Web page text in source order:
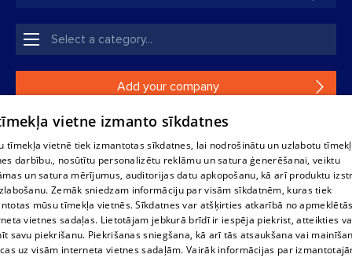
Add your company
If your company is not in our database, please fill in a
Reproduction, or distribution of 1188 database, its parts or the
information contained in the database, or parts of information in
any form is strictly prohibited. Also automatic download is
prohibited. Reproduction of any material published on the
website 1188 is strictly forbidden without the editorial license of
vietne izmanto sīkdatnes
tīmekļa vietnē tiek izmantotas sīkdatnes, lai nodrošinātu un uzlabotu
darbību., nosūtītu personalizētu reklāmu un satura ģenerēšanai, veiktu
un satura mērījumus, auditorijas datu apkopošanu, kā arī produktu
Zemāk sniedzam informāciju par visām sīkdatnēm, kuras tiek
mūsu tīmekļa vietnēs. Sīkdatnes var atšķirties atkarībā no
vietnes sadaļas. Lietotājam jebkurā brīdī ir iespēja piekrist, atteikties
savu piekrišanu. Piekrišanas sniegšana, kā arī tās atsaukšana vai
uz visām interneta vietnes sadaļām. Vairāk informācijas par